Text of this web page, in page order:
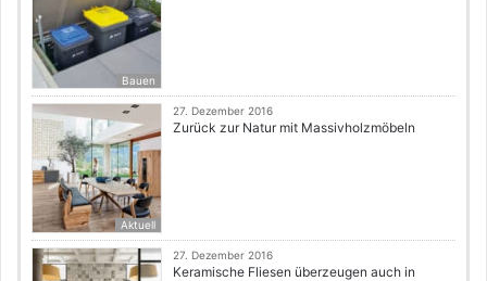
Bauen
Aktuell
27. Dezember 2016
Zurück zur Natur mit Massivholzmöbeln
27. Dezember 2016
Keramische Fliesen überzeugen auch in